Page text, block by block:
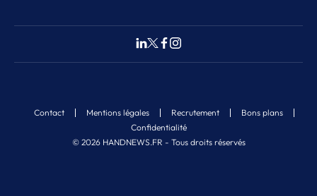
© 2026 HANDNEWS.FR - Tous droits réservés
Contact Mentions légales Recrutement
Bons plans
Confidentialité